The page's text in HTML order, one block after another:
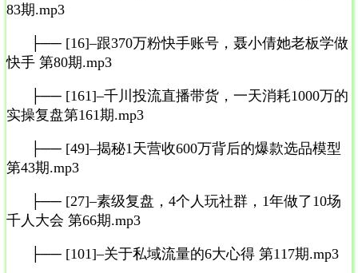
83期.mp3
├── [16]–跟370万粉快手账号，聂小倩她老板学做
快手 第80期.mp3
├── [161]–千川投流直播带货，一天消耗1000万的
实操复盘第161期.mp3
├── [49]–揭秘1天营收600万背后的爆款选品模型
第43期.mp3
├── [27]–素级复盘，4个人玩社群，1年做了10场
千人大会 第66期.mp3
├── [101]–关于私域流量的6大心得 第117期.mp3